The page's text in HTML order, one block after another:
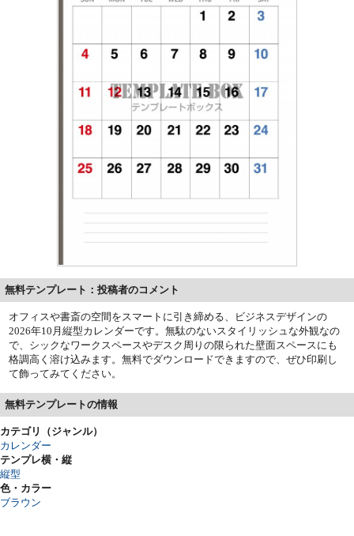
無料テンプレート：投稿者のコメント
オフィスや書斎の空間をスマートに引き締める、ビジネスデザインの
2026年10月縦型カレンダーです。無駄のないスタイリッシュな外観なの
で、シックなワークスペースやデスク周りの限られた壁面スペースにも
格調高く溶け込みます。無料でダウンロードできますので、ぜひ印刷し
て飾ってみてください。
無料テンプレートの情報
カテゴリ（ジャンル）
カレンダー
テンプレ横・縦
縦型
色・カラー
ブラウン